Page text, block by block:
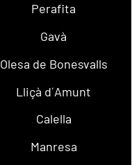
Perafita
Gavà
Olesa de Bonesvalls
Lliçà d´Amunt
Calella
Manresa